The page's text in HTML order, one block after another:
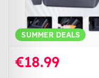
SUMMER DEALS
€18.99